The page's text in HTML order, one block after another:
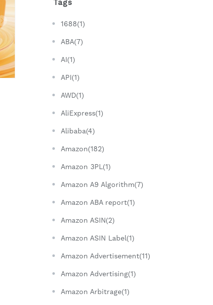
Tags
1688(1)
ABA(7)
AI(1)
API(1)
AWD(1)
AliExpress(1)
Alibaba(4)
Amazon(182)
Amazon 3PL(1)
Amazon A9 Algorithm(7)
Amazon ABA report(1)
Amazon ASIN(2)
Amazon ASIN Label(1)
Amazon Advertisement(11)
Amazon Advertising(1)
Amazon Arbitrage(1)